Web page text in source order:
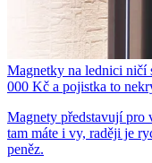
Magnetky na lednici ničí
000 Kč a pojistka to
Magnety představují pro
tam máte i vy, raději je
peněz.